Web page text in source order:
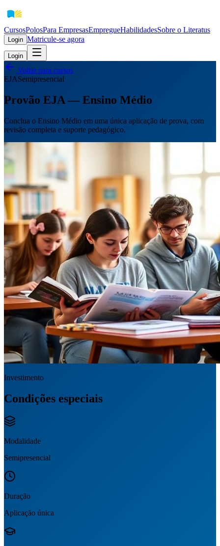
CursosPolosPara EmpresasEmpregueHabilidadesSobre o Literatus
Login Matricule-se agora
Login
Voltar para cursos
EJASemipresencial
Provão EJA — Ensino Médio
Conclua o Ensino Médio em uma única aplicação de prova, com
revisão completa e suporte pedagógico.
Investimento
Condições especiais
Modalidade
Semipresencial
Duração
Aplicação única